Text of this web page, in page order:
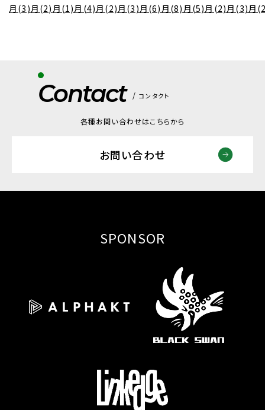
月(3)月(2) 月(1)月(4)月(2)月(3)月(6) 月(8) 月(5)月(2)月(3)月
Contact コンタクト
各種お問い合わせはこちらから
お問い合わせ
SPONSOR